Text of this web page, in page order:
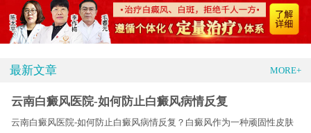
最新文章 MORE+
云南白癜风医院-如何防止白癜风病情反复
云南白癜风医院-如何防止白癜风病情反复？白癜风作为一种顽固性皮肤